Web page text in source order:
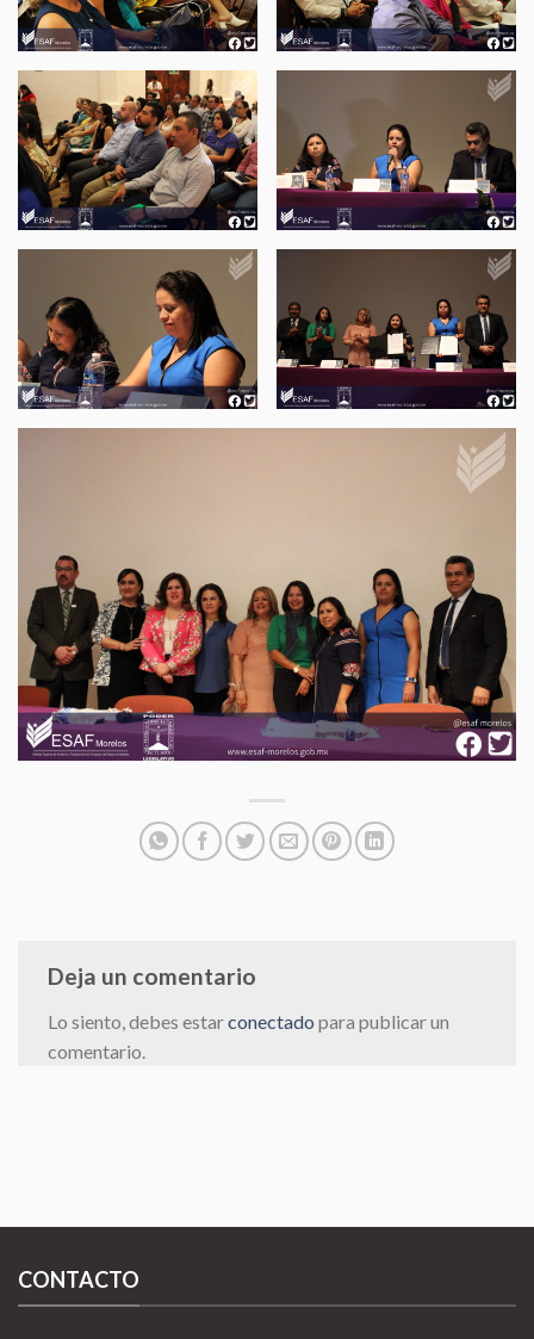
Deja un comentario
Lo siento, debes estarconectado para publicar un
comentario.
CONTACTO